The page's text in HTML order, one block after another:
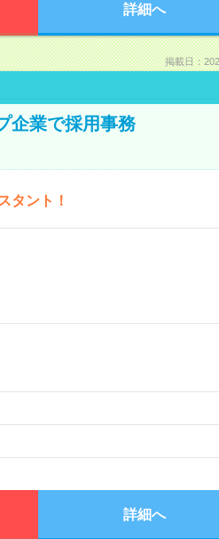
詳細へ
掲載日：
企業で採用事務
タント！
詳細へ